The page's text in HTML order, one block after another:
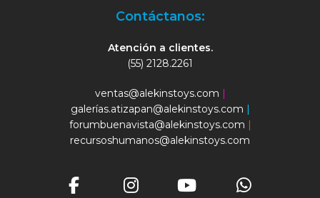
Contáctanos:
Atención a clientes.
(55) 2128.2261
ventas@alekinstoys.com |
galerías.atizapan@alekinstoys.com |
forumbuenavista@alekinstoys.com |
recursoshumanos@alekinstoys.com